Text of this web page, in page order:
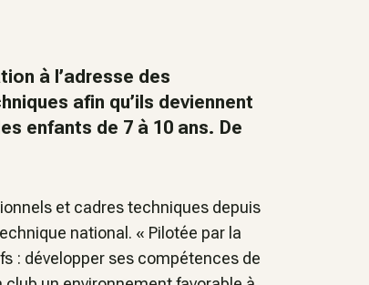
à l’adresse des
afin qu’ils deviennent
enfants de 7 à 10 ans. De
et cadres techniques depuis
national. « Pilotée par la
: développer ses compétences de